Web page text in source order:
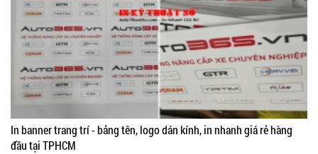
In banner trang trí - bảng tên, logo dán kính, in nhanh giá rẻ hàng
đầu tại TPHCM